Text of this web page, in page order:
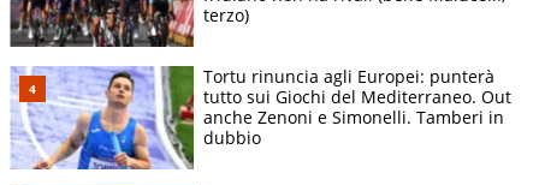
terzo)
Tortu rinuncia agli Europei: punterà
tutto sui Giochi del Mediterraneo. Out
anche Zenoni e Simonelli. Tamberi in
dubbio